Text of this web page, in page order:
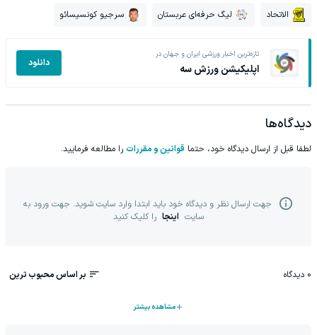
الاتحاد لیگ حرفه‌ای عربستان سرجیو کونسیسائو
تازه‌ترین اخبار ورزشی ایران و جهان در
اپلیکیشن ورزش سه دانلود
دیدگاه‌ها
لطفا قبل از ارسال دیدگاه خود، حتما قوانین و مقررات را مطالعه فرمایید.
جهت ارسال نظر و دیدگاه خود باید ابتدا وارد سایت شوید. جهت ورود به
سایت اینجا را کلیک کنید
0 دیدگاه بر اساس محبوب ترین
مشاهده بیشتر